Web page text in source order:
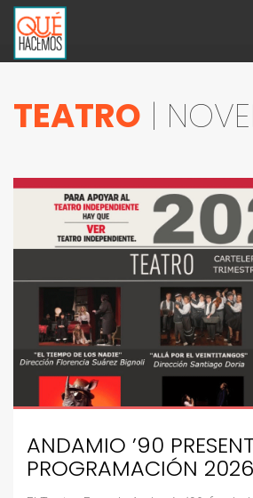
TEATRO |
ANDAMIO ’90
PROGRAMACIÓN 2026